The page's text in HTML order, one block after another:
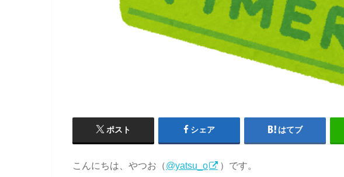
ポスト シェア はてブ
こんにちは、やつお（@yatsu_o ）です。